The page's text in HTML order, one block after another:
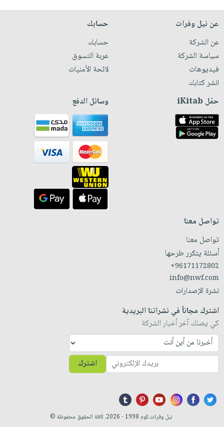
عن نيل وفرات
عن الشركة
سياسة الشركة
فيديوهات
انشر كتابك
حسابك
حسابك
عربة التسوق
لائحة الأمنيات
حمّل iKitab وسائل الدفع
تواصل معنا
تواصل معنا
أسئلة يتكرر طرحها
+96171172802
info@nwf.com
نشرة الإصدارات
اشترك مجاناً في نشراتنا البريدية
كي يصلك آخر أخبار الشركة
اشترك
نيل وفرات.كوم 1998 - 2026. كافة الحقوق محفوظة ©